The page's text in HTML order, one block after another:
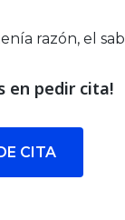
razón, el
en pedir cita!
CITA